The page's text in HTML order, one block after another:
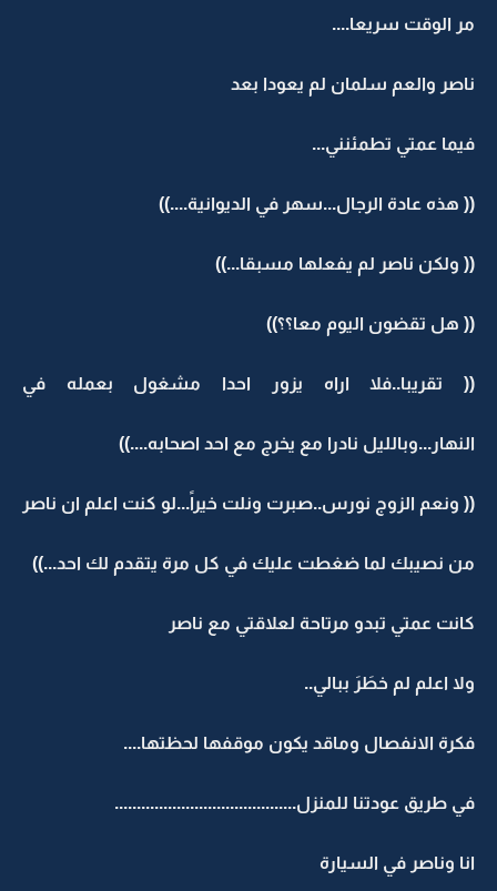
مر الوقت سريعا....
ناصر والعم سلمان لم يعودا بعد
فيما عمتي تطمئنني...
(( هذه عادة الرجال...سهر في الديوانية....))
(( ولكن ناصر لم يفعلها مسبقا...))
(( هل تقضون اليوم معا؟؟))
(( تقريبا..فلا اراه يزور احدا مشغول بعمله في
النهار...وبالليل نادرا مع يخرج مع احد اصحابه....))
(( ونعم الزوج نورس..صبرت ونلت خيراً...لو كنت اعلم ان ناصر
من نصيبك لما ضغطت عليك في كل مرة يتقدم لك احد...))
كانت عمتي تبدو مرتاحة لعلاقتي مع ناصر
ولا اعلم لم خطَرَ ببالي..
فكرة الانفصال وماقد يكون موقفها لحظتها....
في طريق عودتنا للمنزل.........................................
انا وناصر في السيارة